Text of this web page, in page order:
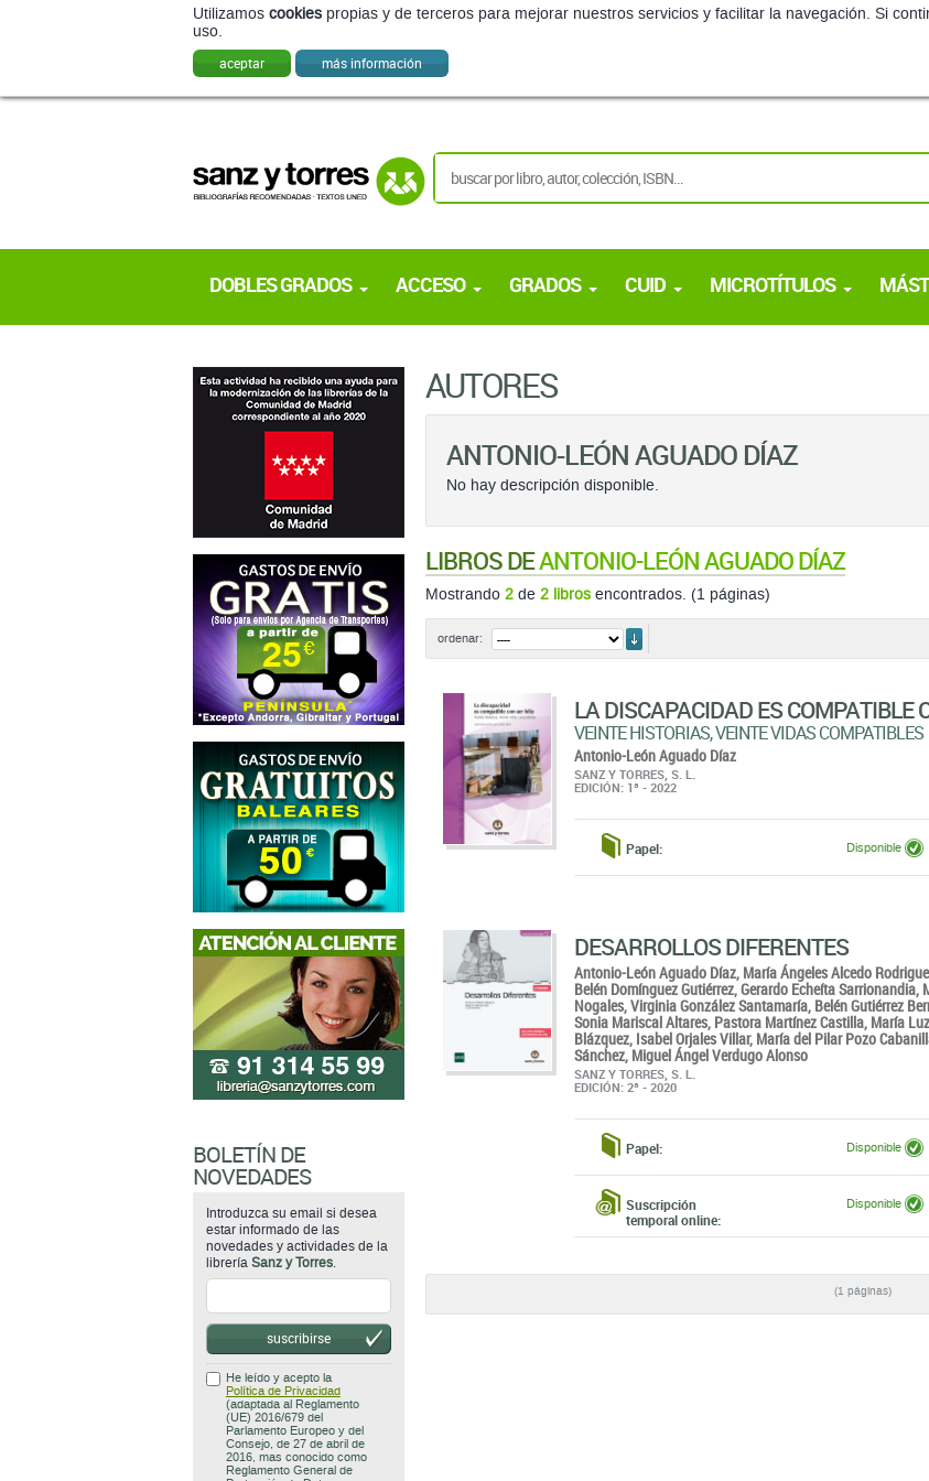
Utilizamos cookies propias y de terceros para mejorar nuestros servicios y facilitar la navegación. Si
uso.
aceptar más información
DOBLES GRADOS ACCESO GRADOS CUID MICROTÍTULOS
AUTORES
ANTONIO-LEÓN AGUADO DÍAZ
No hay descripción disponible.
LIBROS DEANTONIO-LEÓN AGUADO DÍAZ
Mostrando 2de 2 librosencontrados. (1 páginas)
ordenar: ordenar
LA DISCAPACIDAD ES COMPATIBLE
VEINTE HISTORIAS, VEINTE VIDAS COMPATIBLES
Antonio-León Aguado Díaz
SANZ Y TORRES, S. L.
EDICIÓN: 1ª - 2022
Papel: Disponible
DESARROLLOS DIFERENTES
Antonio-León Aguado Díaz, María Ángeles Alcedo
Belén Domínguez Gutiérrez,Gerardo Echeíta Sarrionandia,
Nogales,Virginia González Santamaría, Belén Gutiérrez
Sonia Mariscal Altares, Pastora Martínez Castilla, María
Blázquez, Isabel Orjales Villar, María del Pilar Pozo
Sánchez, Miguel Ángel Verdugo Alonso
SANZ Y TORRES, S. L.
EDICIÓN: 2ª - 2020
Papel: Disponible
Suscripción
temporal online:
Disponible
(1 páginas)
BOLETÍN DE
NOVEDADES
Introduzca su email si desea
estar informado de las
novedades y actividades de la
librería Sanz y Torres.
suscribirse
He leído y acepto la
Política de Privacidad
(adaptada al Reglamento
(UE) 2016/679 del
Parlamento Europeo y del
Consejo, de 27 de abril de
2016, mas conocido como
Reglamento General de